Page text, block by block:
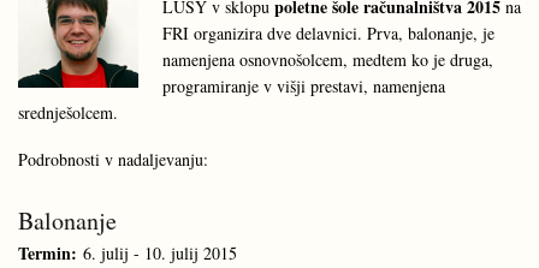
LUSY v sklopu poletne šole računalništva 2015 na
FRI organizira dve delavnici. Prva, balonanje, je
namenjena osnovnošolcem, medtem ko je druga,
programiranje v višji prestavi, namenjena
srednješolcem.
Podrobnosti v nadaljevanju:
Balonanje
Termin: 6. julij - 10. julij 2015